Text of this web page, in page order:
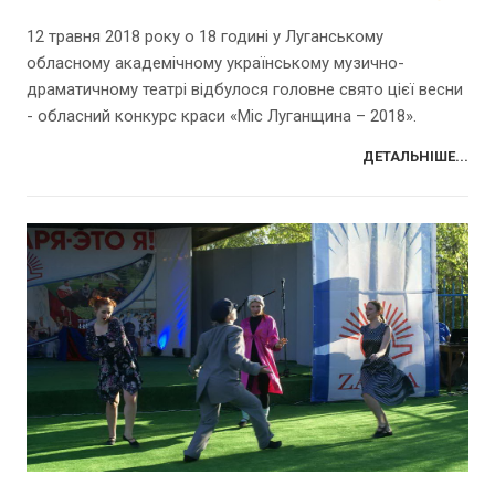
12 травня 2018 року о 18 годині у Луганському
обласному академічному українському музично-
драматичному театрі відбулося головне свято цієї весни
- обласний конкурс краси «Міс Луганщина – 2018».
ДЕТАЛЬНІШЕ...